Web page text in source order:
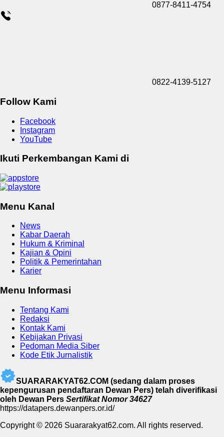
0877-8411-4754
0822-4139-5127
Follow Kami
Facebook
Instagram
YouTube
Ikuti Perkembangan Kami di
Menu Kanal
News
Kabar Daerah
Hukum & Kriminal
Kajian & Opini
Politik & Pemerintahan
Karier
Menu Informasi
Tentang Kami
Redaksi
Kontak Kami
Kebijakan Privasi
Pedoman Media Siber
Kode Etik Jurnalistik
SUARARAKYAT62.COM (sedang dalam proses
kepengurusan pendaftaran Dewan Pers) telah diverifikasi
oleh Dewan Pers Sertifikat Nomor 34627
https://datapers.dewanpers.or.id/
Copyright © 2026 Suararakyat62.com. All rights reserved.